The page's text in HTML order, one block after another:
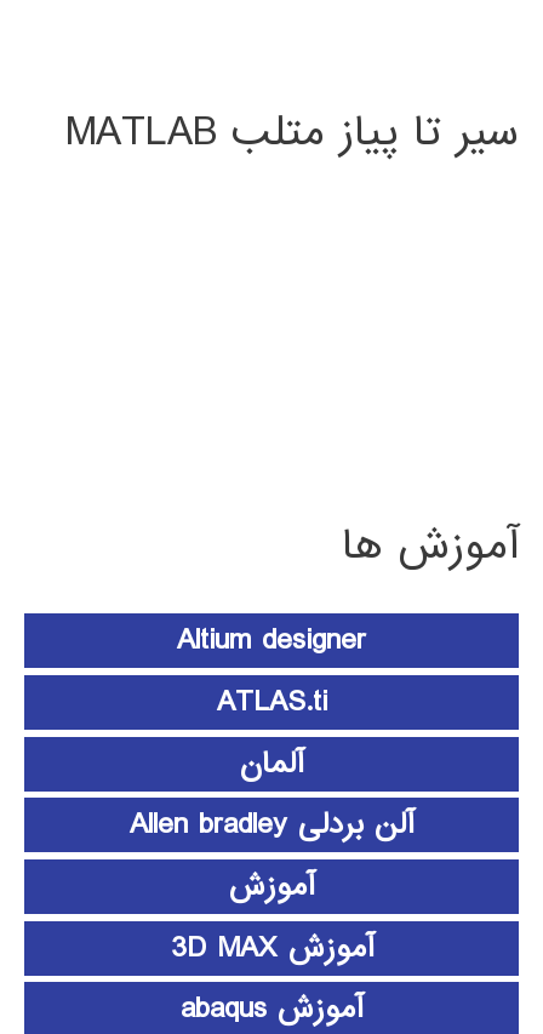
سیر تا پیاز متلب MATLAB
آموزش ها
Altium designer
ATLAS.ti
آلمان
آلن بردلی Allen bradley
آموزش
آموزش 3D MAX
آموزش abaqus